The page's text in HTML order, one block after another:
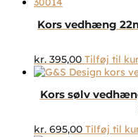
Kors vedhæng
kr. 395,00 Tilføj til
Kors sølv
kr. 695,00 Tilføj til